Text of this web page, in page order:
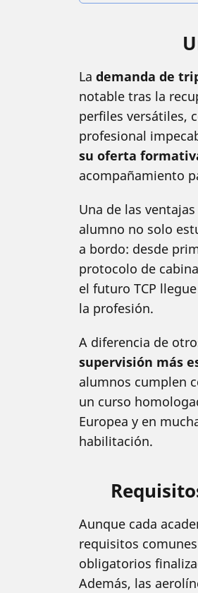
La demanda de
notable tras la
perfiles versátiles,
profesional
su oferta
acompañamiento
Una de las
alumno no solo
a bordo: desde
protocolo de
el futuro TCP
la profesión.
A diferencia de
supervisión más
alumnos cumplen
un curso
Europea y en
habilitación.
Aunque cada
requisitos
obligatorios
Además, las